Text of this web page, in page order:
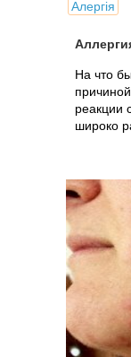
Алергія
На что
реакции
широко